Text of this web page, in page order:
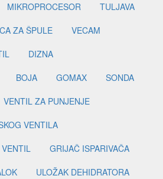
MIKROPROCESOR
TULJAVA
ZA ŠPULE
VECAM
DIZNA
BOJA GOMAX
SONDA
VENTIL ZA PUNJENJE
VENTILA
GRIJAČ ISPARIVAČA
ULOŽAK DEHIDRATORA